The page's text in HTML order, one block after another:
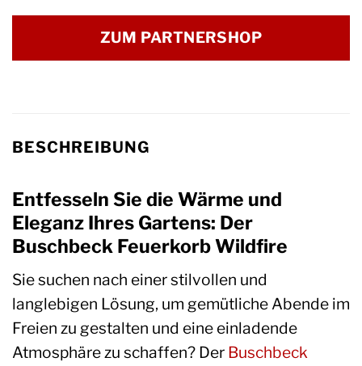
ZUM PARTNERSHOP
BESCHREIBUNG
Entfesseln Sie die Wärme und
Eleganz Ihres Gartens: Der
Buschbeck Feuerkorb Wildfire
Sie suchen nach einer stilvollen und
langlebigen Lösung, um gemütliche Abende im
Freien zu gestalten und eine einladende
Atmosphäre zu schaffen? Der Buschbeck